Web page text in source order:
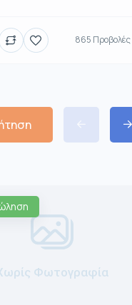
865 Προβολές
Φωτογραφία